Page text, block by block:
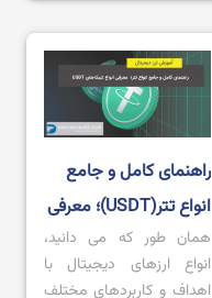
جهان تبدیل شده است. هر
روزی که از عمر این بازار
مالی می گذرد، پروژه های
جدید تری در بخش های
راهنمای کامل و جامع
انواع تتر(USDT)؛ معرفی
انواع شبکه‌های USDT
همان طور که می دانید،
انواع ارزهای دیجیتال با
اهداف و کاربردهای مختلف